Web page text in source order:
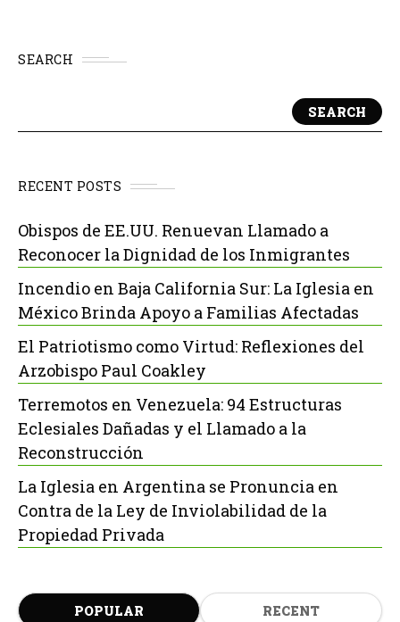
SEARCH
SEARCH
RECENT POSTS
Obispos de EE.UU. Renuevan Llamado a
Reconocer la Dignidad de los Inmigrantes
Incendio en Baja California Sur: La Iglesia en
México Brinda Apoyo a Familias Afectadas
El Patriotismo como Virtud: Reflexiones del
Arzobispo Paul Coakley
Terremotos en Venezuela: 94 Estructuras
Eclesiales Dañadas y el Llamado a la
Reconstrucción
La Iglesia en Argentina se Pronuncia en
Contra de la Ley de Inviolabilidad de la
Propiedad Privada
POPULAR RECENT